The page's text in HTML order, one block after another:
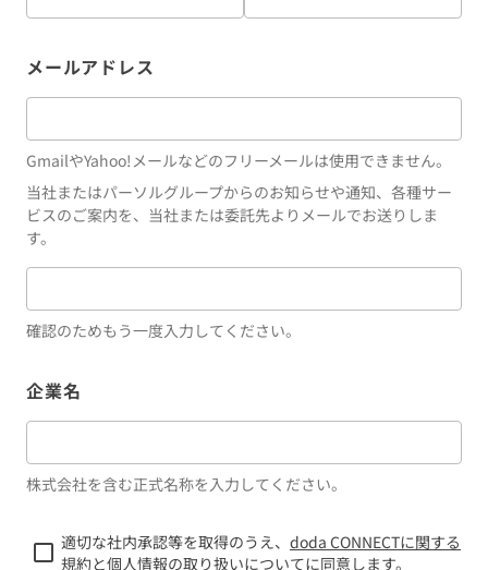
メールアドレス
GmailやYahoo!メールなどのフリーメールは使用できません。
当社またはパーソルグループからのお知らせや通知、各種サー
ビスのご案内を、当社または委託先よりメールでお送りしま
す。
確認のためもう一度入力してください。
企業名
株式会社を含む正式名称を入力してください。
適切な社内承認等を取得のうえ、 doda CONNECTに関する
規約と個人情報の取り扱いについてに同意します。